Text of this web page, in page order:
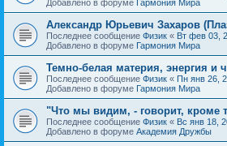
Добавлено в форуме Гармония Мира
Александр Юрьевич Захаров
Последнее сообщение Физик « Вт фев 03,
Добавлено в форуме Гармония Мира
Темно-белая материя, энергия и
Последнее сообщение Физик « Пн янв 26,
Добавлено в форуме Гармония Мира
"Что мы видим, - говорит, кроме
Последнее сообщение Физик « Вс янв 18,
Добавлено в форуме Академия Дружбы